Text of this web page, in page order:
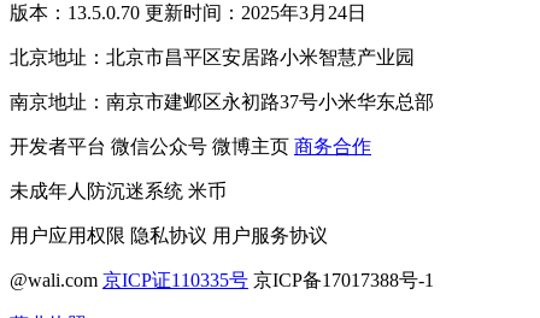
版本：13.5.0.70 更新时间：2025年3月24日
北京地址：北京市昌平区安居路小米智慧产业园
南京地址：南京市建邺区永初路37号小米华东总部
开发者平台 微信公众号 微博主页 商务合作
未成年人防沉迷系统 米币
用户应用权限 隐私协议 用户服务协议
@wali.com 京ICP证110335号 京ICP备17017388号-1